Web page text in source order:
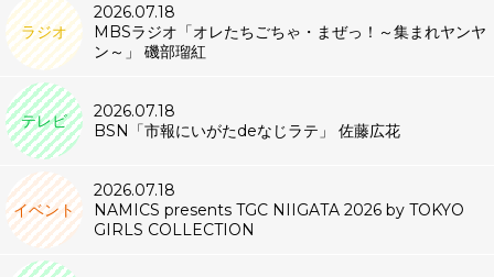
ラジオ
2026.07.18
MBSラジオ「オレたちごちゃ・まぜっ！～集まれヤンヤ
ン～」 磯部瑠紅
テレビ
2026.07.18
BSN「市報にいがたdeなじラテ」 佐藤広花
イベント
2026.07.18
NAMICS presents TGC NIIGATA 2026 by TOKYO
GIRLS COLLECTION